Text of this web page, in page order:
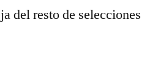
del resto de selecciones